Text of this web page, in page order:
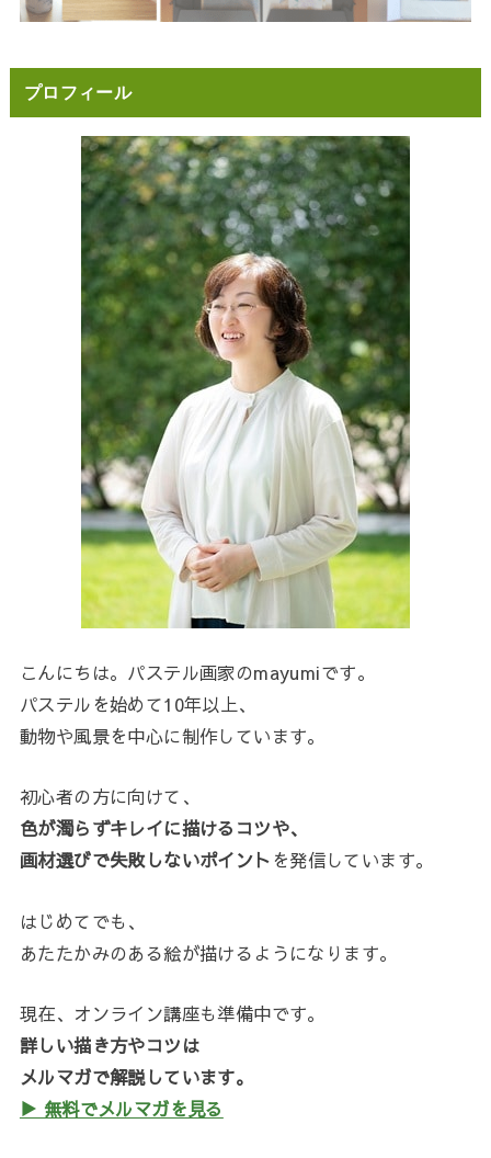
プロフィール
こんにちは。パステル画家のmayumiです。
パステルを始めて10年以上、
動物や風景を中心に制作しています。
初心者の方に向けて、
色が濁らずキレイに描けるコツや、
画材選びで失敗しないポイントを発信しています。
はじめてでも、
あたたかみのある絵が描けるようになります。
現在、オンライン講座も準備中です。
詳しい描き方やコツは
メルマガで解説しています。
▶ 無料でメルマガを見る